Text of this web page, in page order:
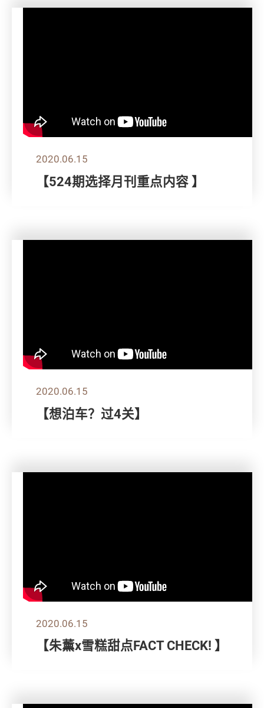
2020.06.15
【524期选择月刊重点内容 】
2020.06.15
【想泊车？过4关】
2020.06.15
【朱薰x雪糕甜点FACT CHECK! 】